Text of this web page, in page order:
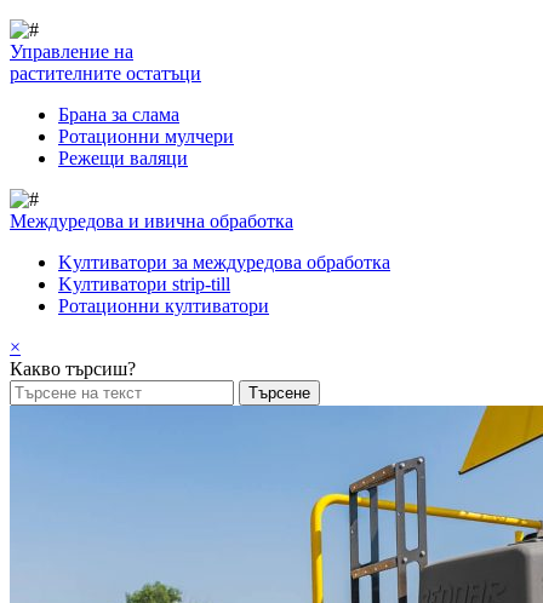
Управление на
растителните остатъци
Брана за слама
Pотационни мулчери
Режещи валяци
Междуредова и ивична обработка
Kултиватори за междуредова обработка
Kултиватори strip-till
Ротационни култиватори
×
Какво търсиш?